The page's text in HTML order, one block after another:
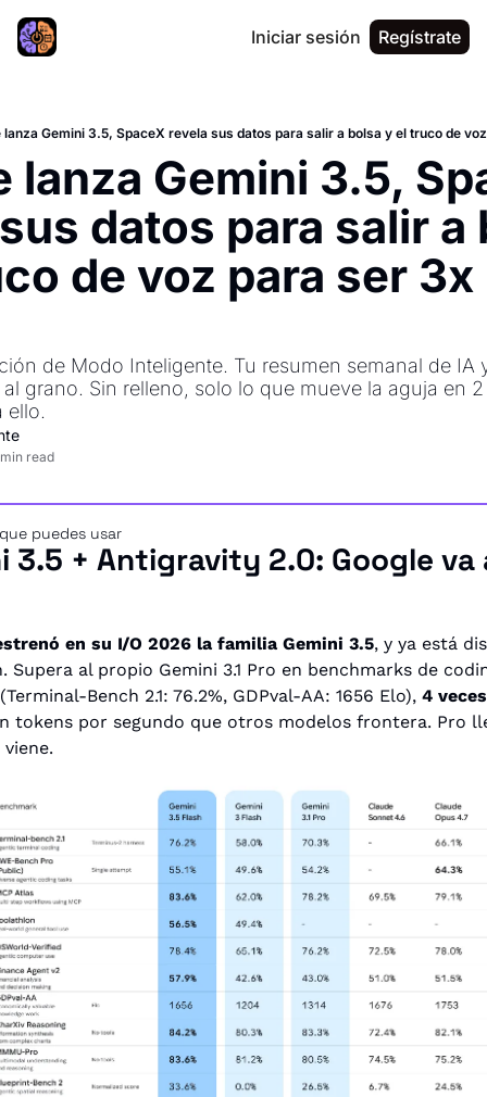
Iniciar sesión Regístrate
lanza Gemini 3.5, SpaceX revela sus datos para salir a bolsa y el truco de
lanza Gemini 3.5,
datos para salir a
de voz para ser 3x
de Modo Inteligente. Tu resumen semanal de IA
grano. Sin relleno, solo lo que mueve la aguja en
ello.
read
puedes usar
3.5 + Antigravity 2.0: Google va
en su I/O 2026 la familia Gemini 3.5, y ya está
Supera al propio Gemini 3.1 Pro en benchmarks de
Bench 2.1: 76.2%, GDPval-AA: 1656 Elo), 4
tokens por segundo que otros modelos frontera. Pro